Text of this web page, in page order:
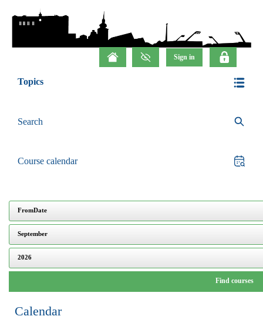
Topics
Search
Course calendar
FromDate
September
2026
Calendar